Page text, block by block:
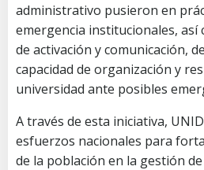
administrativo pusieron en
emergencia institucionales, así
de activación y comunicación,
capacidad de organización y
universidad ante posibles
A través de esta iniciativa,
esfuerzos nacionales para
de la población en la gestión